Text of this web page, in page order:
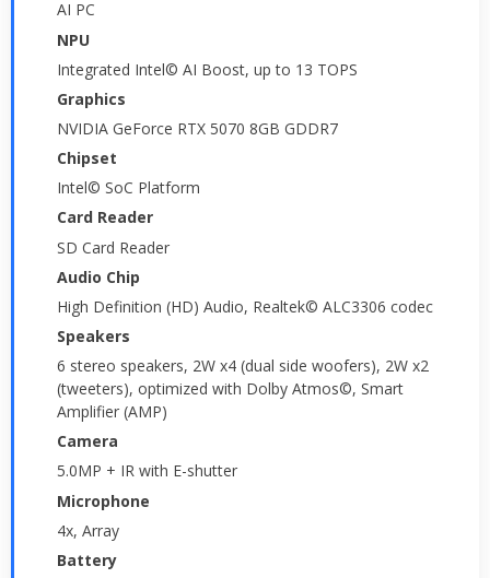
AI PC
NPU
Integrated Intel© AI Boost, up to 13 TOPS
Graphics
NVIDIA GeForce RTX 5070 8GB GDDR7
Chipset
Intel© SoC Platform
Card Reader
SD Card Reader
Audio Chip
High Definition (HD) Audio, Realtek© ALC3306 codec
Speakers
6 stereo speakers, 2W x4 (dual side woofers), 2W x2
(tweeters), optimized with Dolby Atmos©, Smart
Amplifier (AMP)
Camera
5.0MP + IR with E-shutter
Microphone
4x, Array
Battery